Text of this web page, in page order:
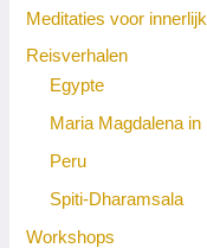
Meditaties voor
Reisverhalen
Egypte
Maria Magdalena in
Peru
Spiti-Dharamsala
Workshops